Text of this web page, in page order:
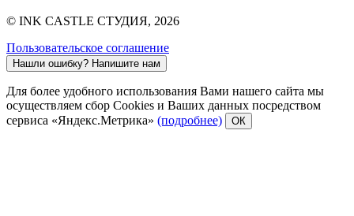
© INK CASTLE СТУДИЯ, 2026
Пользовательское соглашение
Нашли ошибку? Напишите нам
Для более удобного использования Вами нашего сайта мы
осуществляем сбор Cookies и Ваших данных посредством
сервиса «Яндекс.Метрика» (подробнее) ОК